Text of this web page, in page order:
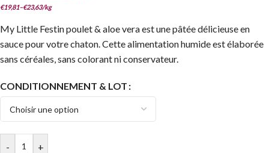
€19,81–€23,63/kg
My Little Festin poulet & aloe vera est une pâtée délicieuse en
sauce pour votre chaton. Cette alimentation humide est élaborée
sans céréales, sans colorant ni conservateur.
CONDITIONNEMENT & LOT
- +